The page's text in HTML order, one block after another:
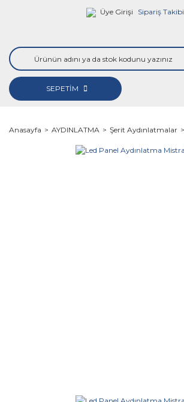
Üye Girişi Sipariş Takibi
SEPETİM
Anasayfa AYDINLATMA Şerit Aydınlatmalar